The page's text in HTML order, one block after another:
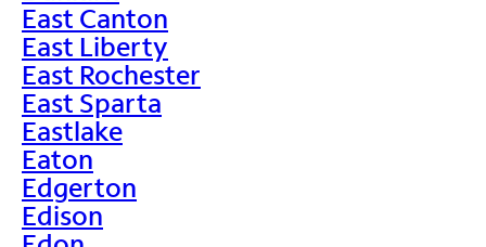
East Canton
East Liberty
East Rochester
East Sparta
Eastlake
Eaton
Edgerton
Edison